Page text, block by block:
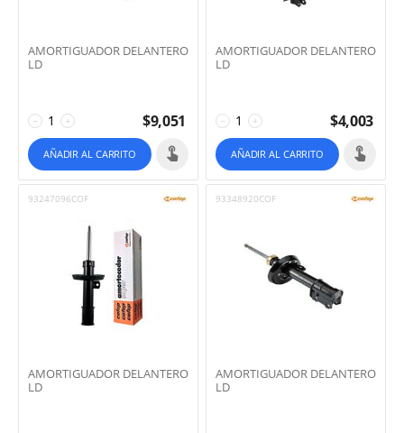
AMORTIGUADOR DELANTERO
LD
+
− $9,051
AÑADIR AL CARRITO
AMORTIGUADOR DELANTERO
LD
+
− $4,003
AÑADIR AL CARRITO
93247096COF
AMORTIGUADOR DELANTERO
LD
93348920COF
AMORTIGUADOR DELANTERO
LD